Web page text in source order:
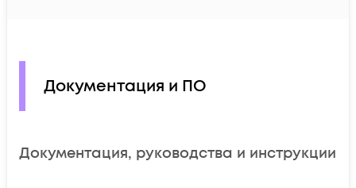
Документация и ПО
Документация, руководства и инструкции